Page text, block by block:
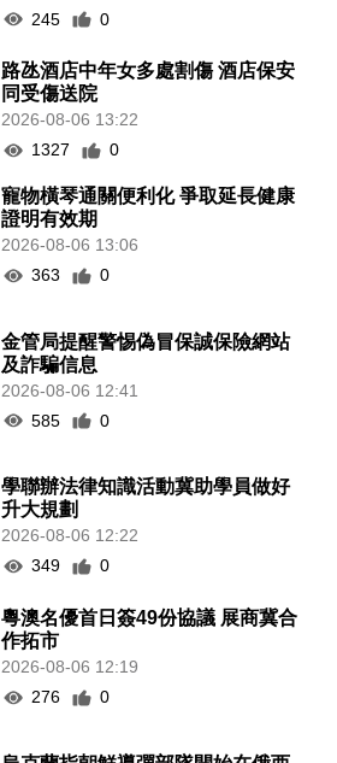
245
0
路氹酒店中年女多處割傷 酒店保安
同受傷送院
2026-08-06 13:22
1327
0
寵物橫琴通關便利化 爭取延長健康
證明有效期
2026-08-06 13:06
363
0
金管局提醒警惕偽冒保誠保險網站
及詐騙信息
2026-08-06 12:41
585
0
學聯辦法律知識活動冀助學員做好
升大規劃
2026-08-06 12:22
349
0
粵澳名優首日簽49份協議 展商冀合
作拓市
2026-08-06 12:19
276
0